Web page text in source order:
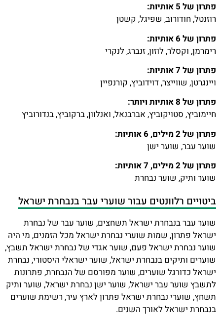
פתרון של 5 אותיות:
רוזנטל, חודורוב, שפיגל, קשטן
פתרון של 6 אותיות:
רימרמן, וקסלר, לוזון, זנברג, לנקרי
פתרון של 7 אותיות:
ויינגרטן, שווייצר, דוידוביץ, קורנפיין
פתרון של 8 אותיות ויותר:
חיימוביץ, סטויקוביץ, אברבנאל, ואנלוון, ברקוביץ, בנדורוביץ
פתרון של 2 מילים, 6 אותיות:
שוער עבר, שוער ישן
פתרון של 2 מילים, 7 אותיות:
שוער ותיק, שוער נבחרת
ביטויים רלוונטים עבור שוערי עבר בנבחרת ישראל
שוער עבר בנבחרת ישראל תשחצים, שוער עבר של נבחרת
ישראל פתרון, שמות שוערי נבחרת ישראל מכל הזמנים, מי היה
שוער נבחרת ישראל פעם, שוער אגדי של נבחרת ישראל תשבץ,
שוערים ותיקים בנבחרת ישראל, שוער ישראלי היסטורי, נבחרת
ישראל כדורגל שוערים, שוער מפורסם של הנבחרת, פתרונות
לתשבץ שוער עבר ישראל, שוער ישן נבחרת ישראל, שוער ותיק
תשחץ, שוערי נבחרת ישראל פתרון לארץ עיר, רשימת שוערים
בנבחרת ישראל לאורך השנים.